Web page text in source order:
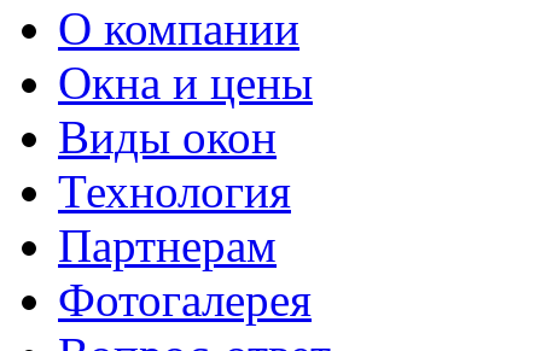
О компании
Окна и цены
Виды окон
Технология
Партнерам
Фотогалерея